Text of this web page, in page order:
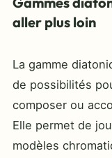
aller plus loin
La gamme
de possibilités
composer ou
Elle permet de
modèles